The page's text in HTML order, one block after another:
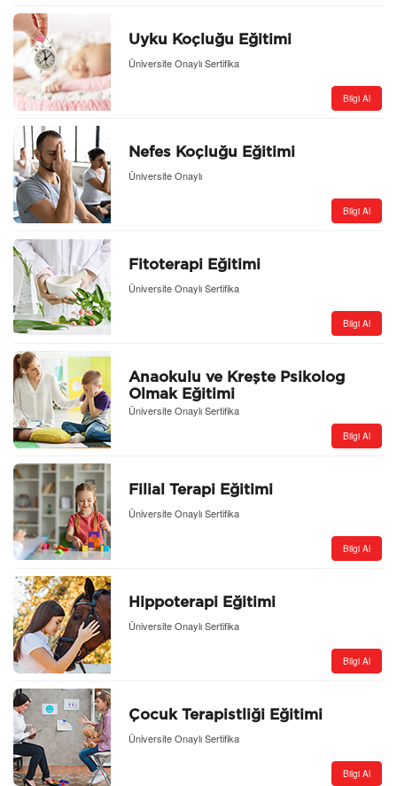
Uyku Koçluğu Eğitimi
Üniversite Onaylı Sertifika
Bilgi Al
Nefes Koçluğu Eğitimi
Üniversite Onaylı
Bilgi Al
Fitoterapi Eğitimi
Üniversite Onaylı Sertifika
Bilgi Al
Anaokulu ve Kreşte Psikolog
Olmak Eğitimi
Üniversite Onaylı Sertifika
Bilgi Al
Filial Terapi Eğitimi
Üniversite Onaylı Sertifika
Bilgi Al
Hippoterapi Eğitimi
Üniversite Onaylı Sertifika
Bilgi Al
Çocuk Terapistliği Eğitimi
Üniversite Onaylı Sertifika
Bilgi Al